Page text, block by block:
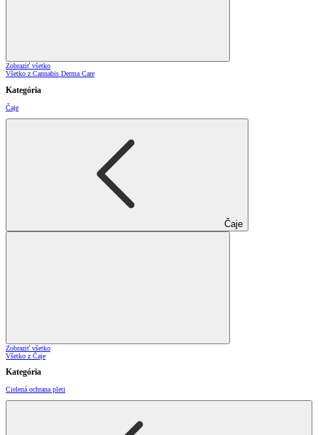
Zobraziť všetko
Všetko z Cannabis Derma Care
Kategória
Čaje
Čaje
Zobraziť všetko
Všetko z Čaje
Kategória
Cielená ochrana pleti